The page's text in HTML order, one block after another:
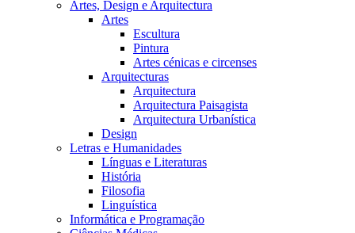
Artes, Design e Arquitectura
Artes
Escultura
Pintura
Artes cénicas e circenses
Arquitecturas
Arquitectura
Arquitectura Paisagista
Arquitectura Urbanística
Design
Letras e Humanidades
Línguas e Literaturas
História
Filosofia
Linguística
Informática e Programação